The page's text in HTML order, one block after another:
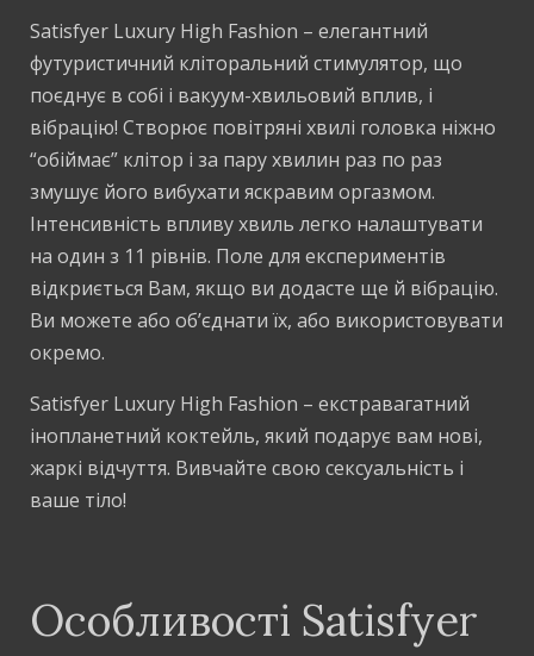
Satisfyer Luxury High Fashion – елегантний
футуристичний кліторальний стимулятор, що
поєднує в собі і вакуум-хвильовий вплив, і
вібрацію! Створює повітряні хвилі головка ніжно
“обіймає” клітор і за пару хвилин раз по раз
змушує його вибухати яскравим оргазмом.
Інтенсивність впливу хвиль легко налаштувати
на один з 11 рівнів. Поле для експериментів
відкриється Вам, якщо ви додасте ще й вібрацію.
Ви можете або об’єднати їх, або використовувати
окремо.
Satisfyer Luxury High Fashion – екстравагатний
інопланетний коктейль, який подарує вам нові,
жаркі відчуття. Вивчайте свою сексуальність і
ваше тіло!
Особливості Satisfyer